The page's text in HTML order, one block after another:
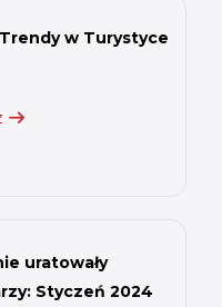
w Turystyce
uratowały
Styczeń 2024